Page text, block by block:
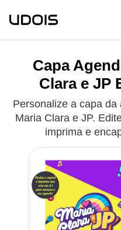
Capa
Clara e JP
Personalize a capa
Maria Clara e JP.
imprima e